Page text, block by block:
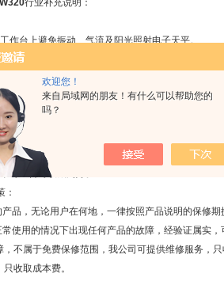
欢迎您！
来自局域网的朋友！有什么可以帮助您的
吗？
行业补充说明：
作台上避免振动、气流及阳光照射电子天平。
气泡至中间位置。
的要求进行预热。
蚀性的物品时，要盛放在密闭的容器中，以免腐蚀
自校或定期外校，保证其处于*状态。
障应及时检修，不可带“病”工作。
用以免损坏天平。
时应暂时收藏为好。
：
品，无论用户在何地，一律按照产品说明的保修期
使用的情况下出现任何产品的故障，经验证属实
，不属于免费保修范围，我公司可提供维修服务，
收取成本费。